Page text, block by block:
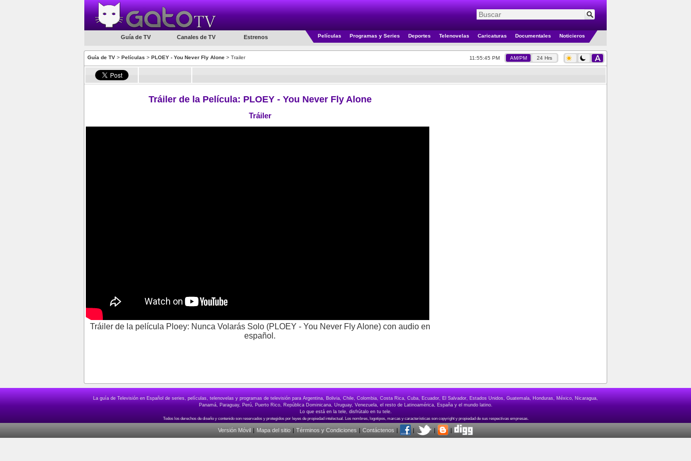
Guía de TV Canales de TV Estrenos Películas Programas y Series Deportes Telenovelas Caricaturas Documentales Noticieros
Guía de TV > Películas > PLOEY - You Never Fly Alone > Trailer 11:55:45 PM AM/PM 24 Hrs
Tráiler de la Película: PLOEY - You Never Fly Alone
Tráiler
Tráiler de la película Ploey: Nunca Volarás Solo (PLOEY - You Never Fly Alone) con audio en
español.
La guía de Televisión en Español de series, películas, telenovelas y programas de televisión para Argentina, Bolivia, Chile, Colombia, Costa Rica, Cuba, Ecuador, El Salvador, Estados Unidos, Guatemala, Honduras, México, Nicaragua,
Panamá, Paraguay, Perú, Puerto Rico, República Dominicana, Uruguay, Venezuela, el resto de Latinoamérica, España y el mundo latino.
Lo que está en la tele, disfrútalo en tu tele.
Versión Móvil | Mapa del sitio | Términos y Condiciones | Contáctenos | | | |